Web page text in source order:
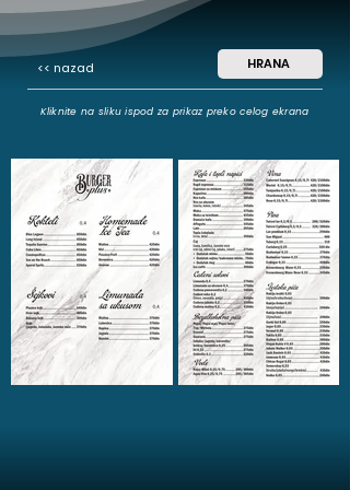
<< nazad HRANA
Kliknite na sliku ispod za prikaz preko celog ekrana